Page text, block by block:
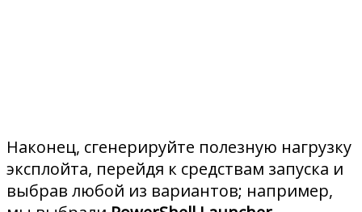
Наконец, сгенерируйте полезную нагрузку
эксплойта, перейдя к средствам запуска и
выбрав любой из вариантов; например,